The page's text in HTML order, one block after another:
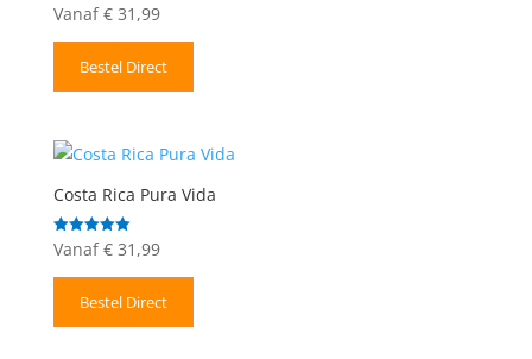
Gewaardeerd
5.00
Vanaf €31,99
Bestel Direct
Costa Rica Pura Vida
Gewaardeerd
5.00
Vanaf €31,99
Bestel Direct